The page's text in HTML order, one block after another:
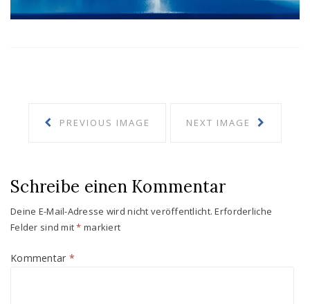
PREVIOUS IMAGE NEXT IMAGE
Schreibe einen Kommentar
Deine E-Mail-Adresse wird nicht veröffentlicht. Erforderliche
Felder sind mit* markiert
Kommentar *